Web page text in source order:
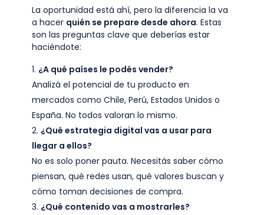
La oportunidad está ahí, pero la diferencia la va
a hacer quién se prepare desde ahora. Estas
son las preguntas clave que deberías estar
haciéndote:
¿A qué países le podés vender?
Analizá el potencial de tu producto en
mercados como Chile, Perú, Estados Unidos o
España. No todos valoran lo mismo.
¿Qué estrategia digital vas a usar para
llegar a ellos?
No es solo poner pauta. Necesitás saber cómo
piensan, qué redes usan, qué valores buscan y
cómo toman decisiones de compra.
¿Qué contenido vas a mostrarles?